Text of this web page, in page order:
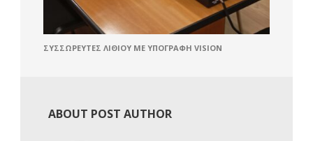
ΣΥΣΣΩΡΕΥΤΈΣ ΛΙΘΊΟΥ ΜΕ ΥΠΟΓΡΑΦΉ VISION
ABOUT POST AUTHOR